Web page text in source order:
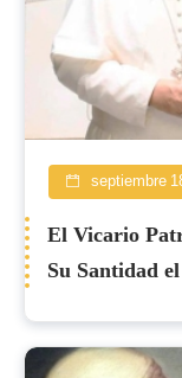
septiembre
El Vicario
Su Santidad